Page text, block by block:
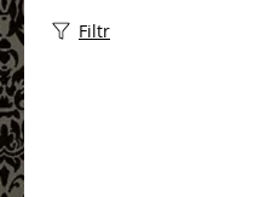
Filtr